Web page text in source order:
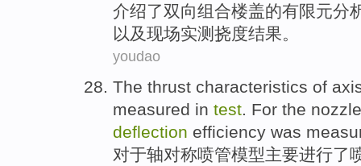
介绍了双向组合楼盖的有限元分
以及现场实测挠度结果。
youdao
The thrust characteristics of
measured in test For the
deflection efficiency was
对于轴对称喷管模型主要进行了